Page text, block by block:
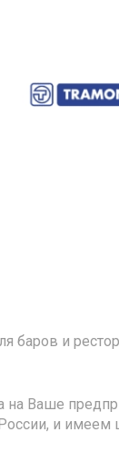
баров и
на Ваше
и